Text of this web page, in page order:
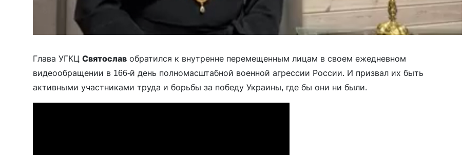
Глава УГКЦ Святослав обратился к внутренне перемещенным лицам в своем ежедневном
видеообращении в 166-й день полномасштабной военной агрессии России. И призвал их быть
активными участниками труда и борьбы за победу Украины, где бы они ни были.